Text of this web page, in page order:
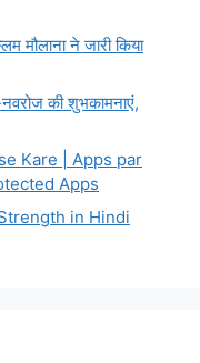
मौलाना ने जारी किया
की शुभकामनाएं,
Kare | Apps par
Apps
in Hindi